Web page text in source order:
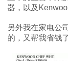
器，以及
另外我在家电公
的，又帮我省钱了